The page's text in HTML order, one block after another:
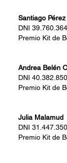
Santiago
DNI 39.760.364
Premio Kit de
Andrea Belén
DNI 40.382.850
Premio Kit de
Julia Malamud
DNI 31.447.350
Premio Kit de